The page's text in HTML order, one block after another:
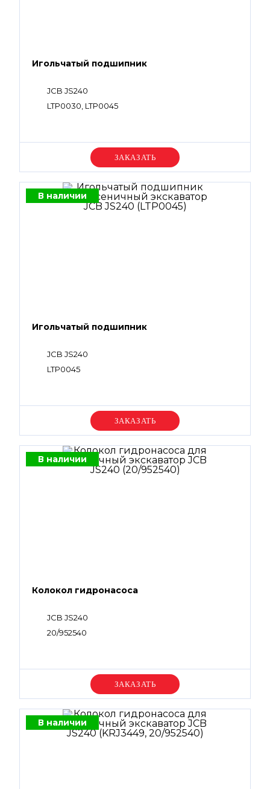
Игольчатый подшипник
JCB JS240
LTP0030, LTP0045
Уточняйте цену
В наличии
Игольчатый подшипник
JCB JS240
LTP0045
Уточняйте цену
В наличии
Колокол гидронасоса
JCB JS240
20/952540
Уточняйте цену
В наличии